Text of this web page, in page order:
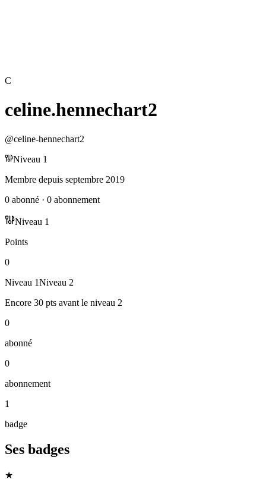
C
celine.hennechart2
@celine-hennechart2
Niveau 1
Membre depuis septembre 2019
0 abonné · 0 abonnement
Niveau 1
Points
0
Niveau 1Niveau 2
Encore 30 pts avant le niveau 2
0
abonné
0
abonnement
1
badge
Ses badges
★